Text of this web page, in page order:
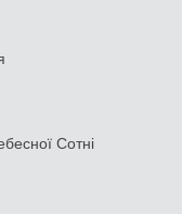
Сотні